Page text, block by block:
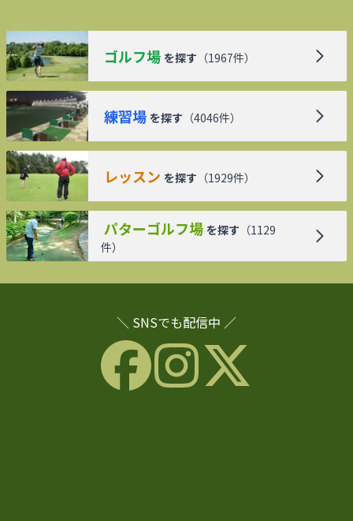
ゴルフ場 を探す （1967件）
練習場 を探す （4046件）
レッスン を探す （1929件）
パターゴルフ場 を探す （1129
件）
＼ SNSでも配信中 ／